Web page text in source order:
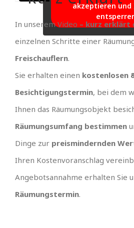
akzeptieren
In unserem Video – kurz erklärt
einzelnen Schritte einer
Freischauflern.
Sie erhalten einen kostenlosen
Besichtigungstermin, bei dem
Ihnen das Räumungsobjekt
Räumungsumfang bestimmen
Dinge zur preismindernden
Ihren Kostenvoranschlag
Angebotsannahme erhalten Sie
Räumungstermin.